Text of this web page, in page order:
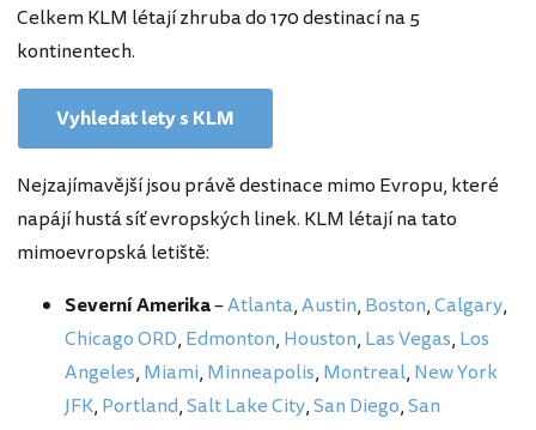
Celkem KLM létají zhruba do 170 destinací na 5
kontinentech.
Vyhledat lety s KLM
Nejzajímavější jsou právě destinace mimo Evropu, které
napájí hustá síť evropských linek. KLM létají na tato
mimoevropská letiště:
Severní Amerika–Atlanta,Austin, Boston,Calgary,
Chicago ORD, Edmonton, Houston, Las Vegas, Los
Angeles, Miami, Minneapolis, Montreal, New York
JFK, Portland,Salt Lake City,San Diego,San